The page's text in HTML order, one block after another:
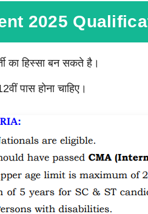
2025
का हिस्सा बन सकते है।
पास होना चाहिए।